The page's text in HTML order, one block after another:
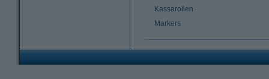
Kassarollen
Markers